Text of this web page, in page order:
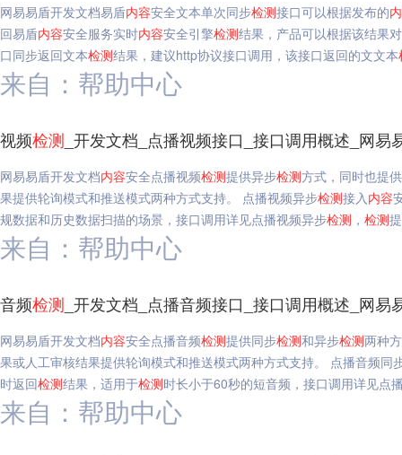
网易易盾开发文档易盾内容安全文本单次同步检测接口可以根据发布的
回易盾内容安全服务实时内容安全引擎检测结果，产品可以根据该结果
口同步返回文本检测结果，建议http协议接口调用，该接口返回的文文本
来自：帮助中心
视频检测 _开发文档_点播视频接口_接口调用概述_网易
网易易盾开发文档内容安全点播视频检测提供异步检测方式，同时也提
果提供轮询模式和推送模式两种方式支持。 点播视频异步检测接入内容
规数据和历史数据扫描的场景，接口调用详见点播视频异步检测 ， 检测
来自：帮助中心
音频检测 _开发文档_点播音频接口_接口调用概述_网易
网易易盾开发文档内容安全点播音频检测提供同步检测和异步检测两种
果或人工审核结果提供轮询模式和推送模式两种方式支持。 点播音频同
时返回检测结果，适用于检测时长小于60秒的短音频，接口调用详见点
来自：帮助中心